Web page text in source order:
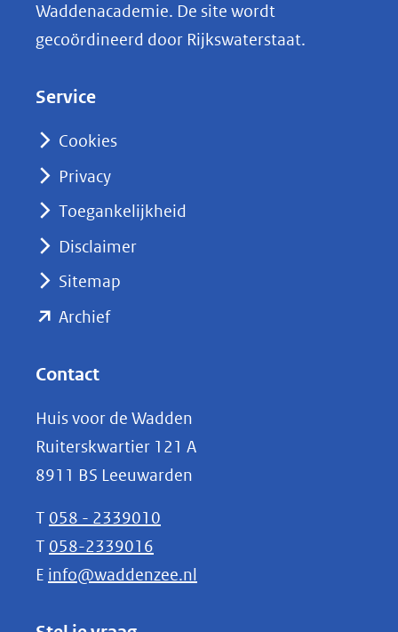
k
e
nieuw
naar
Waddenacademie. De site wordt
gecoördineerd door Rijkswaterstaat.
Service
Cookies
Privacy
Toegankelijkheid
Disclaimer
Sitemap
Archief(opent
(verwijst
naar
een
andere
website)
Contact
Huis voor de Wadden
Ruiterskwartier 121 A
8911 BS Leeuwarden
T 058 - 2339010
T 058-2339016
E info@waddenzee.nl